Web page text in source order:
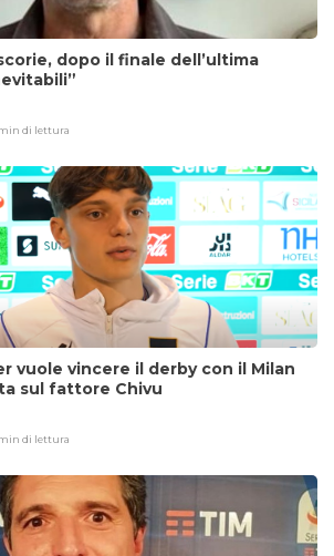
dopo il finale dell’ultima
di lettura
vuole vincere il derby con il Milan
sul fattore Chivu
di lettura